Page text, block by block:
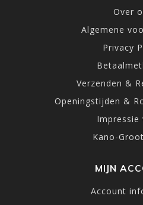
Over
Algemene
Privacy
Verzenden &
Openingstijden &
Impressie
Kano-
MIJN
Account